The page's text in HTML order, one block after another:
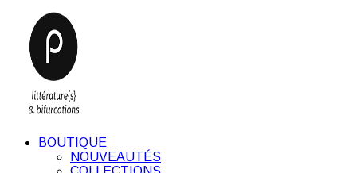
BOUTIQUE
NOUVEAUTÉS